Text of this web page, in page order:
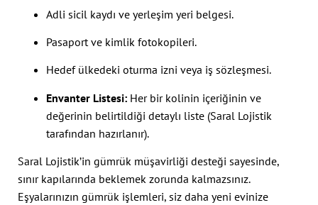
Adli sicil kaydı ve yerleşim yeri belgesi.
Pasaport ve kimlik fotokopileri.
Hedef ülkedeki oturma izni veya iş sözleşmesi.
Envanter Listesi: Her bir kolinin içeriğinin ve
değerinin belirtildiği detaylı liste (Saral Lojistik
tarafından hazırlanır).
Saral Lojistik’in gümrük müşavirliği desteği sayesinde,
sınır kapılarında beklemek zorunda kalmazsınız.
Eşyalarınızın gümrük işlemleri, siz daha yeni evinize